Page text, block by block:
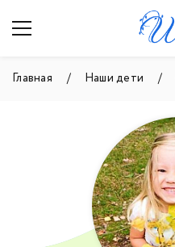
Главная Наши дети